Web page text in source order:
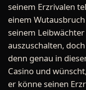
seinem Erzrivalen
einem
seinem
auszuschalten,
denn genau in
Casino und
er könne seinen